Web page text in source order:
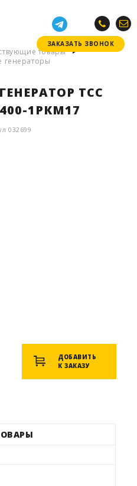
ЗАКАЗАТЬ ЗВОНОК
ЗАКАЗАТЬ ЗВОНОК
товары
генераторы
ТСС
1РКМ17
032699
ДОБАВИТЬ
К ЗАКАЗУ